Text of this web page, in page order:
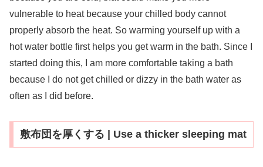
vulnerable to heat because your chilled body cannot
properly absorb the heat. So warming yourself up with a
hot water bottle first helps you get warm in the bath. Since I
started doing this, I am more comfortable taking a bath
because I do not get chilled or dizzy in the bath water as
often as I did before.
敷布団を厚くする | Use a thicker sleeping mat